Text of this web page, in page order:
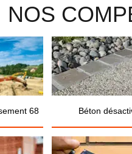
NOS
68 Béton